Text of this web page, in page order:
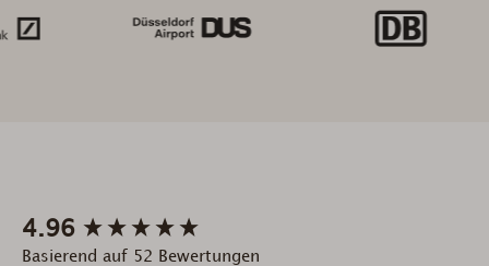
4.96
Basierend auf 52 Bewertungen
New content loaded